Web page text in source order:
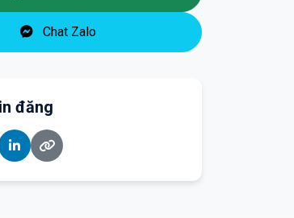
Chat Zalo
đăng